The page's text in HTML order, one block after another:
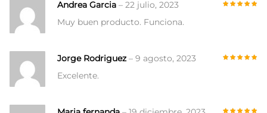
Andrea Garcia – 22 julio, 2023
Muy buen producto. Funciona.
Jorge Rodriguez– 9 agosto, 2023
Excelente.